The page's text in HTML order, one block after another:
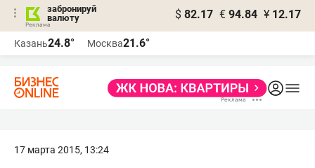
забронируй
валюту
$ 82.17 € 94.84 ¥ 12.17
Казань24.8° Москва21.6°
17 марта 2015, 13:24